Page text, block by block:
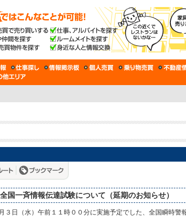
国一斉情報伝達試験について（延期のお知らせ）
３日（水）午前１１時００分に実施予定でした、全国瞬時